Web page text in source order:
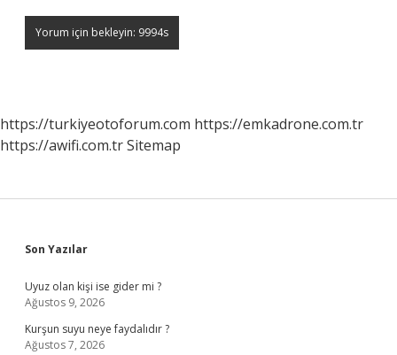
https://turkiyeotoforum.com https://emkadrone.com.tr
https://awifi.com.trSitemap
Sidebar
Son Yazılar
Uyuz olan kişi ise gider mi ?
Ağustos 9, 2026
Kurşun suyu neye faydalıdır ?
Ağustos 7, 2026